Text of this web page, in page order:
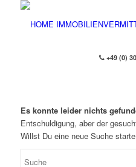
+49 (0)
Es konnte leider nichts
Entschuldigung, aber der
Willst Du eine neue Suche